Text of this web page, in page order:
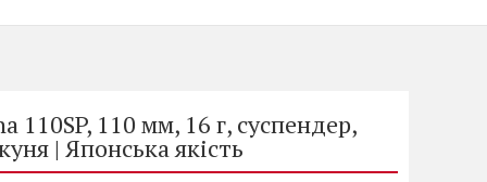
110SP, 110 мм, 16 г, суспендер,
| Японська якість